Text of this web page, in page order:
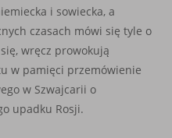
i sowiecka, a
czasach mówi się tyle o
wręcz prowokują
w pamięci przemówienie
w Szwajcarii o
upadku Rosji.